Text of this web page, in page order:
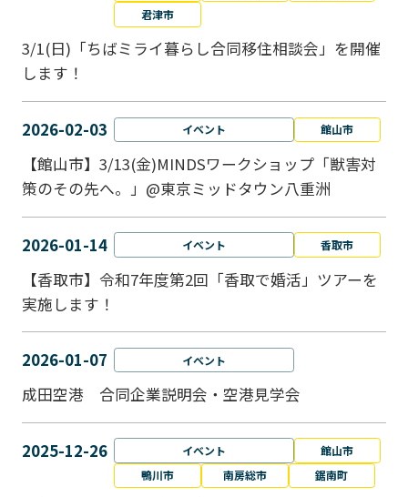
君津市
3/1(日)「ちばミライ暮らし合同移住相談会」を開催
します！
2026-02-03 イベント 館山市
【館山市】3/13(金)MINDSワークショップ「獣害対
策のその先へ。」@東京ミッドタウン八重洲
2026-01-14 イベント 香取市
【香取市】令和7年度第2回「香取で婚活」ツアーを
実施します！
2026-01-07 イベント
成田空港 合同企業説明会・空港見学会
2025-12-26 イベント
館山市
鴨川市
南房総市 鋸南町